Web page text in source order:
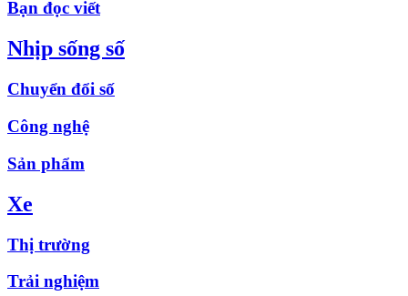
Bạn đọc viết
Nhịp sống số
Chuyển đổi số
Công nghệ
Sản phẩm
Xe
Thị trường
Trải nghiệm